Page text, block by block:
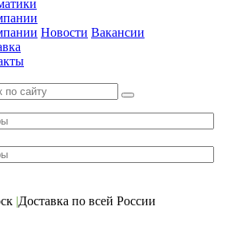
Новости Вакансии
|Доставка по всей России